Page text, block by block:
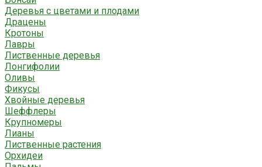
Деревья с цветами и плодами
Драцены
Кротоны
Лавры
Лиственные деревья
Лонгифолии
Оливы
Фикусы
Хвойные деревья
Шеффлеры
Крупномеры
Лианы
Лиственные растения
Орхидеи